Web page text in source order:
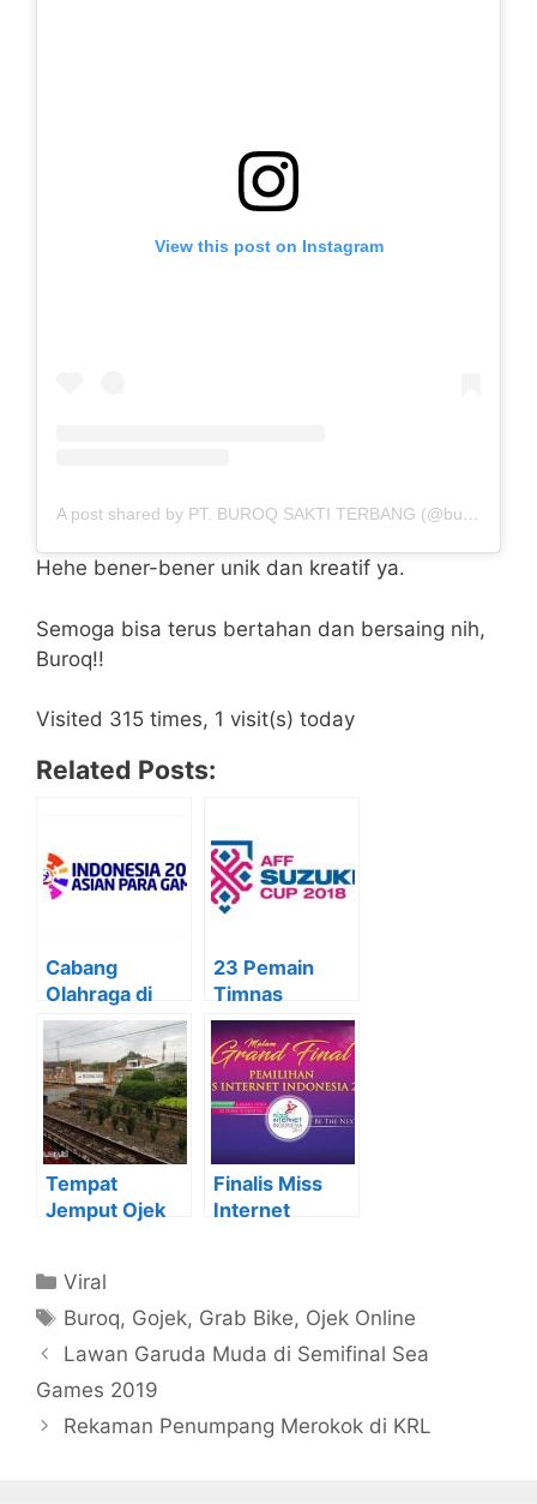
View this post on Instagram
A post shared by PT. BUROQ SAKTI TERBANG (@buroq.sakti)
Hehe bener-bener unik dan kreatif ya.
Semoga bisa terus bertahan dan bersaing nih,
Buroq!!
Visited 315 times, 1 visit(s) today
Related Posts:
Cabang
Olahraga di
Asian Para
Games 2018
23 Pemain
Timnas
Indonesia di
AFF Suzuki
Cup 2018
Tempat
Jemput Ojek
Bojonggede
Finalis Miss
Internet
Kategori
Viral
Tag
Buroq, Gojek, Grab Bike, Ojek Online
Lawan Garuda Muda di Semifinal Sea
Games 2019
Rekaman Penumpang Merokok di KRL